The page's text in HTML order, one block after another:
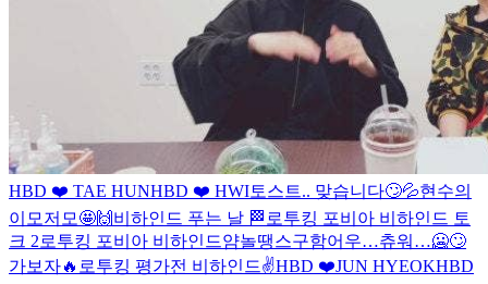
HBD ❤️ TAE HUNHBD ❤️ HWI토스트.. 맞습니다🙄💦현수의
이모저모🤩🙌 비하인드 푸는 날 🏁 로투킹 포비아 비하인드 토
크 2로투킹 포비아 비하인드얌놀땡스구함어우…츄워…🥶🙄
가보자🔥 로투킹 평가전 비하인드✌️HBD ❤️JUN HYEOKHBD